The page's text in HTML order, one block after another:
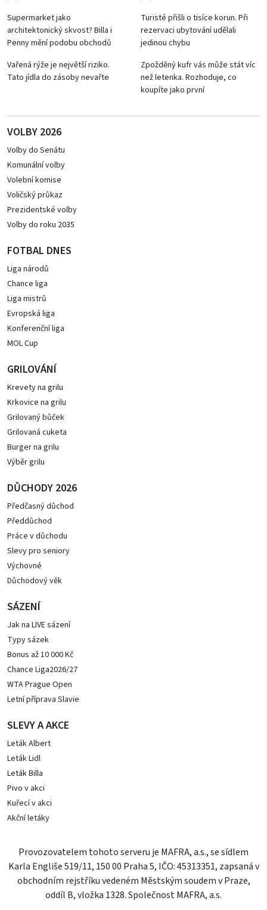
Supermarket jako
architektonický skvost? Billa i
Penny mění podobu obchodů
Turisté přišli o tisíce korun. Při
rezervaci ubytování udělali
jedinou chybu
Vařená rýže je největší riziko.
Tato jídla do zásoby nevařte
Zpožděný kufr vás může stát víc
než letenka. Rozhoduje, co
koupíte jako první
VOLBY 2026
Volby do Senátu
Komunální volby
Volební komise
Voličský průkaz
Prezidentské volby
Volby do roku 2035
FOTBAL DNES
Liga národů
Chance liga
Liga mistrů
Evropská liga
Konferenční liga
MOL Cup
GRILOVÁNÍ
Krevety na grilu
Krkovice na grilu
Grilovaný bůček
Grilovaná cuketa
Burger na grilu
Výběr grilu
DŮCHODY 2026
Předčasný důchod
Předdůchod
Práce v důchodu
Slevy pro seniory
Výchovné
Důchodový věk
SÁZENÍ
Jak na LIVE sázení
Typy sázek
Bonus až 10 000 Kč
Chance Liga2026/27
WTA Prague Open
Letní příprava Slavie
SLEVY A AKCE
Leták Albert
Leták Lidl
Leták Billa
Pivo v akci
Kuřecí v akci
Akční letáky
Provozovatelem tohoto serveru je MAFRA, a.s., se sídlem
Karla Engliše 519/11, 150 00 Praha 5, IČO: 45313351, zapsaná v
obchodním rejstříku vedeném Městským soudem v Praze,
oddíl B, vložka 1328. Společnost MAFRA, a.s.